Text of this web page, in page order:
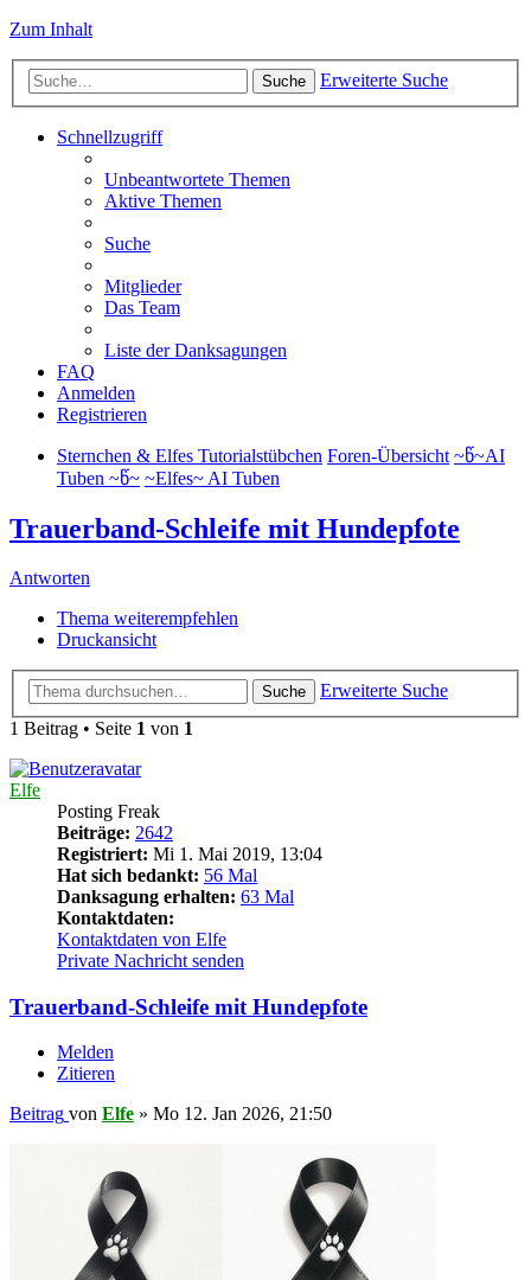
Zum Inhalt
Suche Erweiterte Suche
Schnellzugriff
Unbeantwortete Themen
Aktive Themen
Suche
Mitglieder
Das Team
Liste der Danksagungen
FAQ
Anmelden
Registrieren
Sternchen & Elfes Tutorialstübchen Foren-Übersicht ~წ~AI
Tuben ~წ~ ~Elfes~ AI Tuben
Trauerband-Schleife mit Hundepfote
Antworten
Thema weiterempfehlen
Druckansicht
Suche
Erweiterte Suche
1 Beitrag • Seite 1 von 1
Elfe
Posting Freak
Beiträge: 2642
Registriert: Mi 1. Mai 2019, 13:04
Hat sich bedankt: 56 Mal
Danksagung erhalten: 63 Mal
Kontaktdaten:
Kontaktdaten von Elfe
Private Nachricht senden
Trauerband-Schleife mit Hundepfote
Melden
Zitieren
Beitrag von Elfe » Mo 12. Jan 2026, 21:50